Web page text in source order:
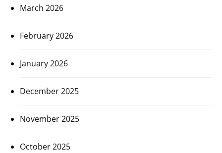
March 2026
February 2026
January 2026
December 2025
November 2025
October 2025